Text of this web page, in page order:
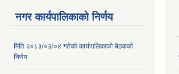
नगर कार्यपालिकाको निर्णय
मिति २०८३/०३/०४ गतेकाे कार्यपालिकाको बैठकको
निर्णय